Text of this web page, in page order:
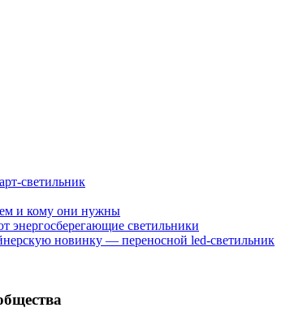
светильник
и кому они нужны
энергосберегающие светильники
новинку — переносной led-светильник